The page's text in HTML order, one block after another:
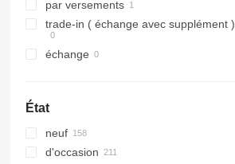
4430
4650
5067 E
5070 M
5445
5460
5612
5710
par versements
trade-in ( échange avec supplément )
échange
État
neuf
d'occasion